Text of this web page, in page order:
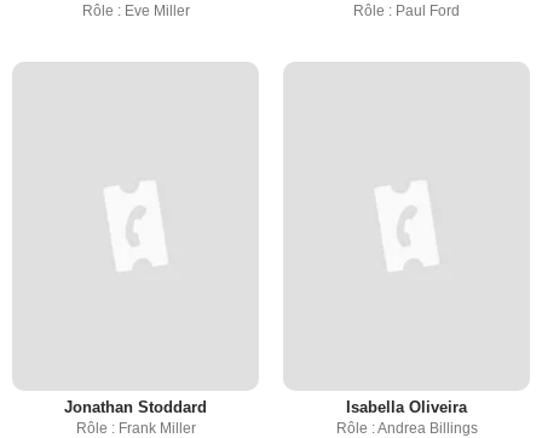
Rôle : Eve Miller Rôle : Paul Ford
Jonathan Stoddard
Rôle : Frank Miller
Isabella Oliveira
Rôle : Andrea Billings